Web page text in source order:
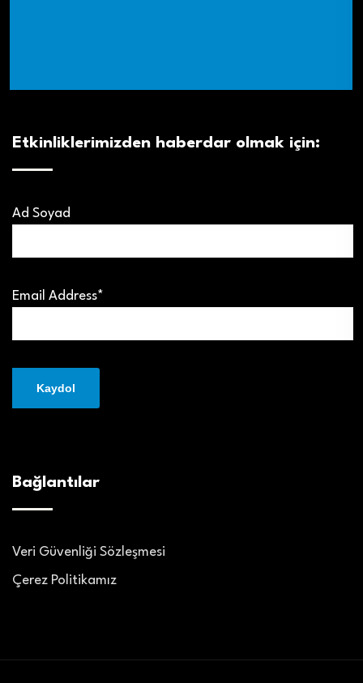
Etkinliklerimizden haberdar olmak için:
Ad Soyad
Email Address*
Bağlantılar
Veri Güvenliği Sözleşmesi
Çerez Politikamız